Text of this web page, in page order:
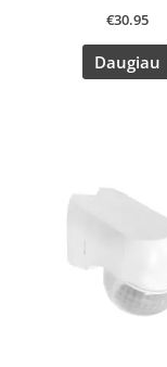
€30.95
Daugiau
€13.78.